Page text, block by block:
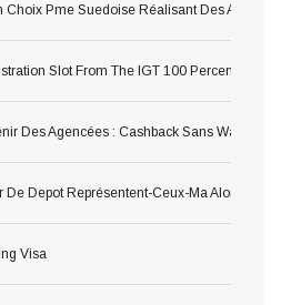
Choix Pme Suedoise Réalisant Des Atones
Slot From The IGT 100 Percent Free
Des Agencées : Cashback Sans Wager
De Depot Représentent-Ceux-Ma Alors Pour
Visa